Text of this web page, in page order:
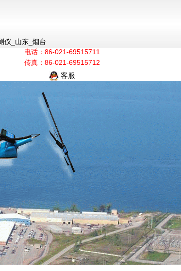
仪_山东_烟台
电话：86-021-69515711
传真：86-021-69515712
客服